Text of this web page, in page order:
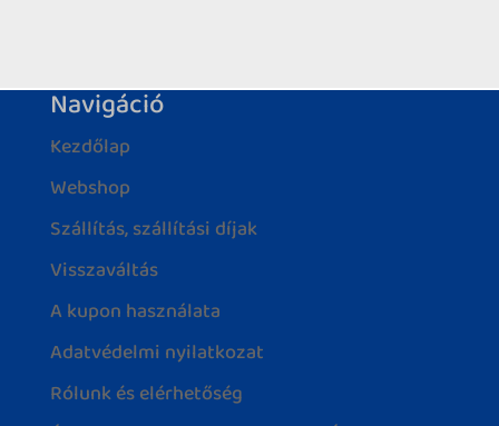
Navigáció
Kezdőlap
Webshop
Szállítás, szállítási díjak
Visszaváltás
A kupon használata
Adatvédelmi nyilatkozat
Rólunk és elérhetőség